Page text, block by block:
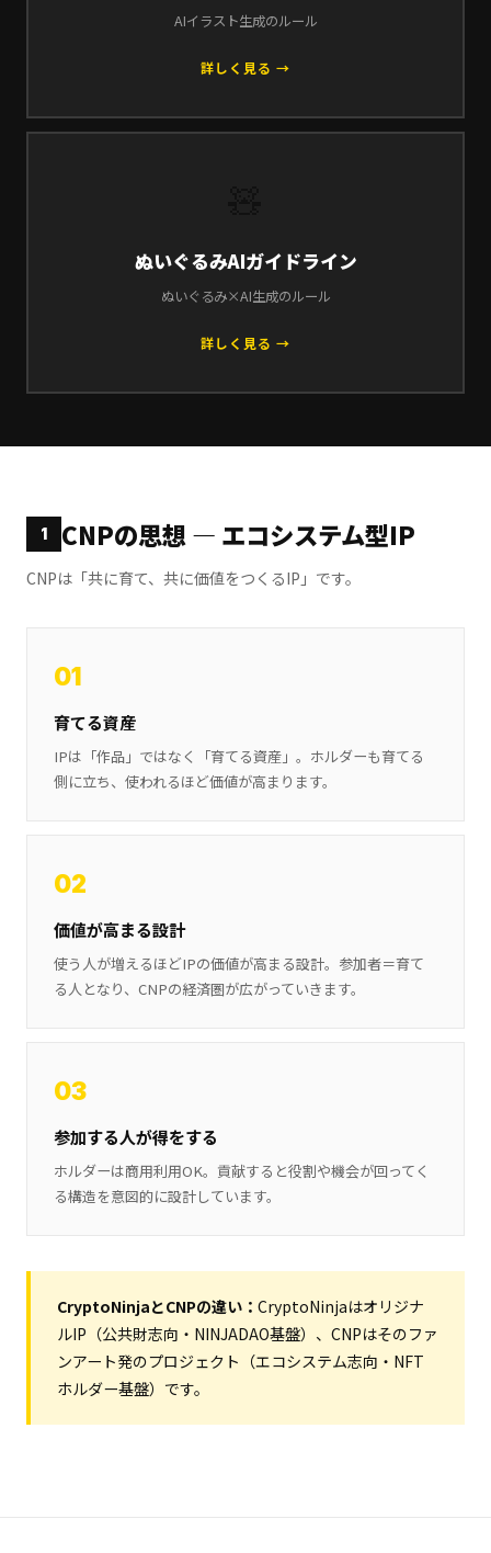
AIイラスト生成のルール
詳しく見る →
ぬいぐるみAIガイドライン
ぬいぐるみ×AI生成のルール
詳しく見る →
1 CNPの思想 — エコシステム型IP
CNPは「共に育て、共に価値をつくるIP」です。
01
育てる資産
IPは「作品」ではなく「育てる資産」。ホルダーも育てる
側に立ち、使われるほど価値が高まります。
02
価値が高まる設計
使う人が増えるほどIPの価値が高まる設計。参加者＝育て
る人となり、CNPの経済圏が広がっていきます。
03
参加する人が得をする
ホルダーは商用利用OK。貢献すると役割や機会が回ってく
る構造を意図的に設計しています。
CryptoNinjaとCNPの違い： CryptoNinjaはオリジナ
ルIP（公共財志向・NINJADAO基盤）、CNPはそのファ
ンアート発のプロジェクト（エコシステム志向・NFT
ホルダー基盤）です。